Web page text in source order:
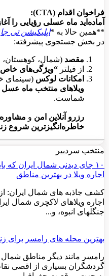
فراخوان اقدام (CTA):
آماده‌اید ماه عسلی رؤیایی را
**همین حالا به *اپلیکیشن تی جا
در بخش جستجوی پیشرفته:
مقصد (شمال، کوهستان،
از فیلتر “ویژگی‌های
امکانات لوکس (سینمای
ویلاهای منتخب ماه عسل
شماست.
رزرو آنلاین امن و مشاوره
خاطره‌انگیزترین شروع
منتخب سردبیر
۱۰ جای دیدنی شمال ایران که
اجاره ویلا در بهترین مناطق
کشف جاذبه های شمال ایران:
اجاره ویلاهای لاکچری شمال
جنگلهای انبوه، و...
بهترین محله های رامسر برای
رامسر مانند دیگر مناطق شمال
گردشگران بسیاری از اقصی